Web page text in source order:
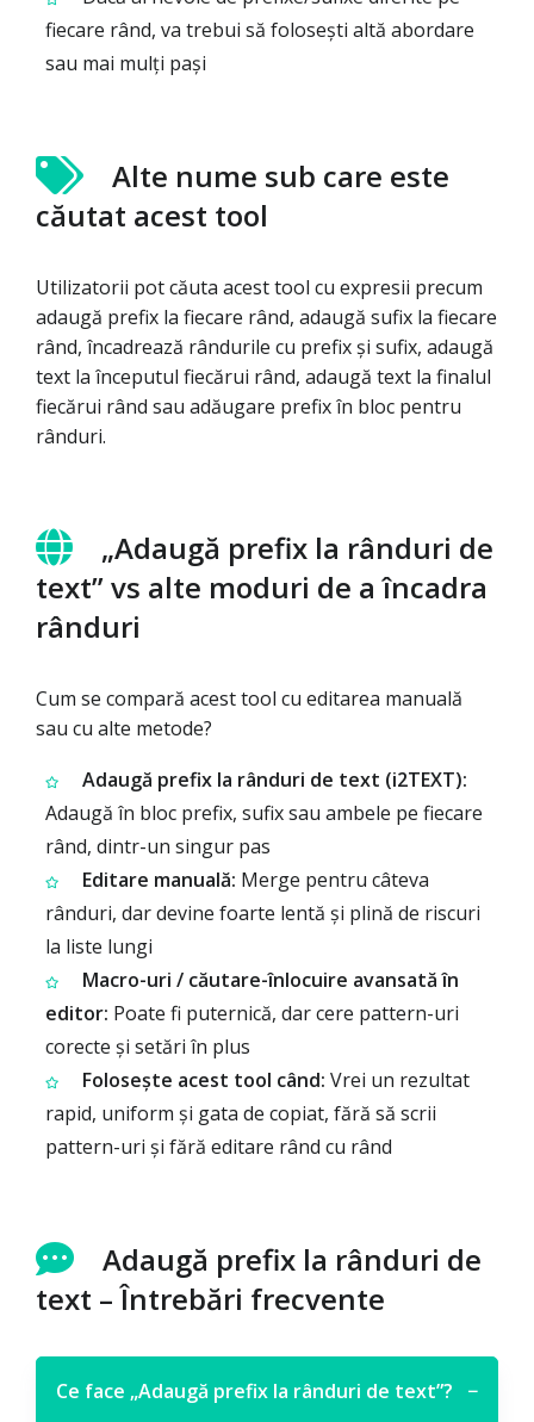
fiecare rând, va trebui să folosești altă abordare
sau mai mulți pași
Alte nume sub care este
căutat acest tool
Utilizatorii pot căuta acest tool cu expresii precum
adaugă prefix la fiecare rând, adaugă sufix la fiecare
rând, încadrează rândurile cu prefix și sufix, adaugă
text la începutul fiecărui rând, adaugă text la finalul
fiecărui rând sau adăugare prefix în bloc pentru
rânduri.
„Adaugă prefix la rânduri de
text” vs alte moduri de a încadra
rânduri
Cum se compară acest tool cu editarea manuală
sau cu alte metode?
Adaugă prefix la rânduri de text (i2TEXT):
Adaugă în bloc prefix, sufix sau ambele pe fiecare
rând, dintr-un singur pas
Editare manuală: Merge pentru câteva
rânduri, dar devine foarte lentă și plină de riscuri
la liste lungi
Macro-uri / căutare-înlocuire avansată în
editor: Poate fi puternică, dar cere pattern-uri
corecte și setări în plus
Folosește acest tool când: Vrei un rezultat
rapid, uniform și gata de copiat, fără să scrii
pattern-uri și fără editare rând cu rând
Adaugă prefix la rânduri de
text – Întrebări frecvente
Ce face „Adaugă prefix la rânduri de text”? −